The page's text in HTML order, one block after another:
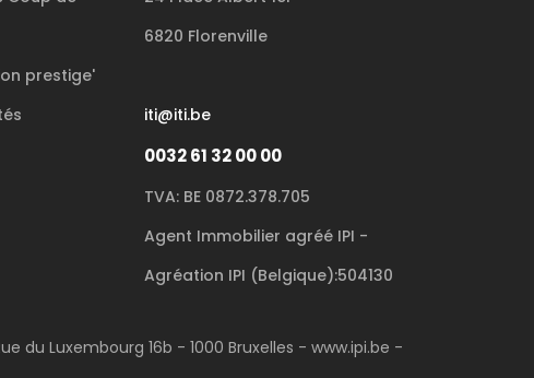
prestige'
6820 Florenville
iti@iti.be
0032 61 32 00 00
TVA: BE 0872.378.705
Agent Immobilier agréé IPI -
Agréation IPI (Belgique):504130
du Luxembourg 16b - 1000 Bruxelles - www.ipi.be -